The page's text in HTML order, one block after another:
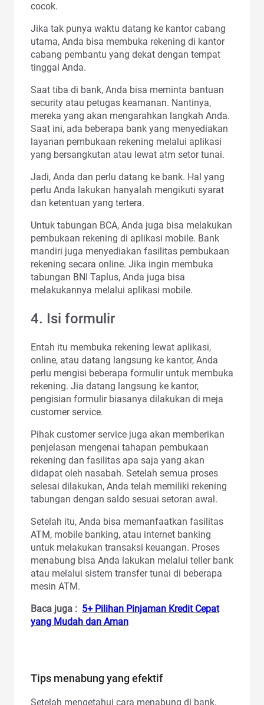
cocok.
Jika tak punya waktu datang ke kantor cabang
utama, Anda bisa membuka rekening di kantor
cabang pembantu yang dekat dengan tempat
tinggal Anda.
Saat tiba di bank, Anda bisa meminta bantuan
security atau petugas keamanan. Nantinya,
mereka yang akan mengarahkan langkah Anda.
Saat ini, ada beberapa bank yang menyediakan
layanan pembukaan rekening melalui aplikasi
yang bersangkutan atau lewat atm setor tunai.
Jadi, Anda dan perlu datang ke bank. Hal yang
perlu Anda lakukan hanyalah mengikuti syarat
dan ketentuan yang tertera.
Untuk tabungan BCA, Anda juga bisa melakukan
pembukaan rekening di aplikasi mobile. Bank
mandiri juga menyediakan fasilitas pembukaan
rekening secara online. Jika ingin membuka
tabungan BNI Taplus, Anda juga bisa
melakukannya melalui aplikasi mobile.
4. Isi formulir
Entah itu membuka rekening lewat aplikasi,
online, atau datang langsung ke kantor, Anda
perlu mengisi beberapa formulir untuk membuka
rekening. Jia datang langsung ke kantor,
pengisian formulir biasanya dilakukan di meja
customer service.
Pihak customer service juga akan memberikan
penjelasan mengenai tahapan pembukaan
rekening dan fasilitas apa saja yang akan
didapat oleh nasabah. Setelah semua proses
selesai dilakukan, Anda telah memiliki rekening
tabungan dengan saldo sesuai setoran awal.
Setelah itu, Anda bisa memanfaatkan fasilitas
ATM, mobile banking, atau internet banking
untuk melakukan transaksi keuangan. Proses
menabung bisa Anda lakukan melalui teller bank
atau melalui sistem transfer tunai di beberapa
mesin ATM.
Baca juga : 5+ Pilihan Pinjaman Kredit Cepat
yang Mudah dan Aman
Tips menabung yang efektif
Setelah mengetahui cara menabung di bank,